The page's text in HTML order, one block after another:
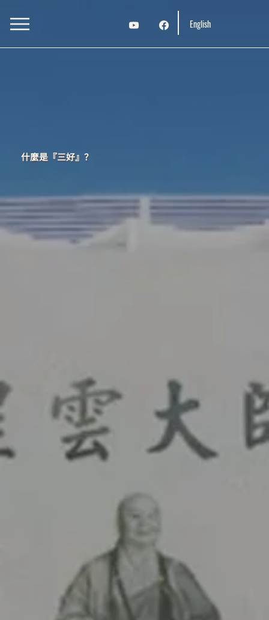
English
什麼是『三好』？